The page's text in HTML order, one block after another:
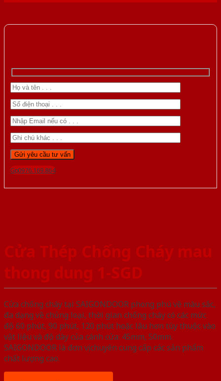
Gọi 0976.169.864
Cửa Thép Chống Cháy mau
thong dung 1-SGD
Cửa chống cháy tại SAIGONDOOR phong phú về màu sắc,
đa dạng về chủng loại, thời gian chống cháy có các mức
độ 60 phút, 90 phút, 120 phút hoặc lâu hơn tùy thuộc vào
vật liệu và độ dày của cánh cửa: 45mm, 50mm.
SAIGONDOOR là đơn vị chuyên cung cấp các sản phẩm
chất lượng cao.